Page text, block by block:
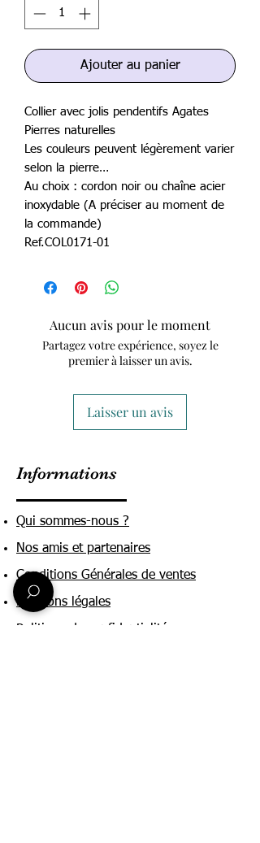
Ajouter au panier
Collier avec jolis pendentifs Agates
Pierres naturelles
Les couleurs peuvent légèrement varier
selon la pierre…
Au choix : cordon noir ou chaîne acier
inoxydable (A préciser au moment de
la commande)
Ref.COL0171-01
Aucun avis pour le moment
Partagez votre expérience, soyez le
premier à laisser un avis.
Laisser un avis
Informations
Qui sommes-nous ?
Nos amis et partenaires
Conditions Générales de ventes
Mentions légales
Politique de confidentialité